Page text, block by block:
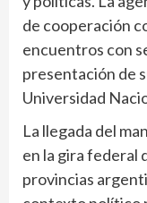
de cooperación
encuentros con
presentación de
Universidad
La llegada del
en la gira federal
provincias